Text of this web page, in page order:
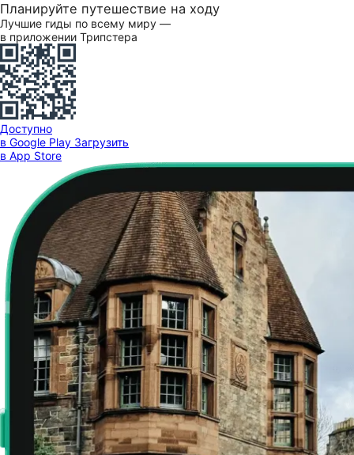
Планируйте путешествие на ходу
Лучшие гиды по всему миру —
в приложении Трипстера
Доступно
в Google Play Загрузить
в App Store